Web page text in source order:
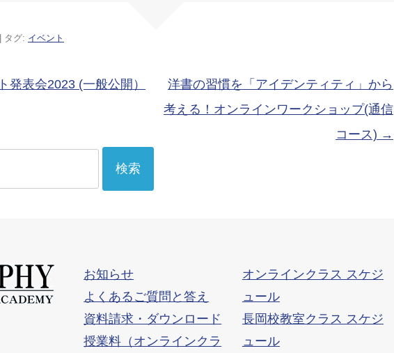
（オンライン
クラス）
タグ: イベント
ョン
発表会2023 (一般公開）
洋書の習慣を「アイデンティティ」から
考える！オンラインワークショップ(通信
コース) →
お知らせ
よくあるご質問と答え
資料請求・ダウンロード
授業料（オンラインクラ
オンラインクラス スケジ
ュール
長岡校教室クラス スケジ
ュール